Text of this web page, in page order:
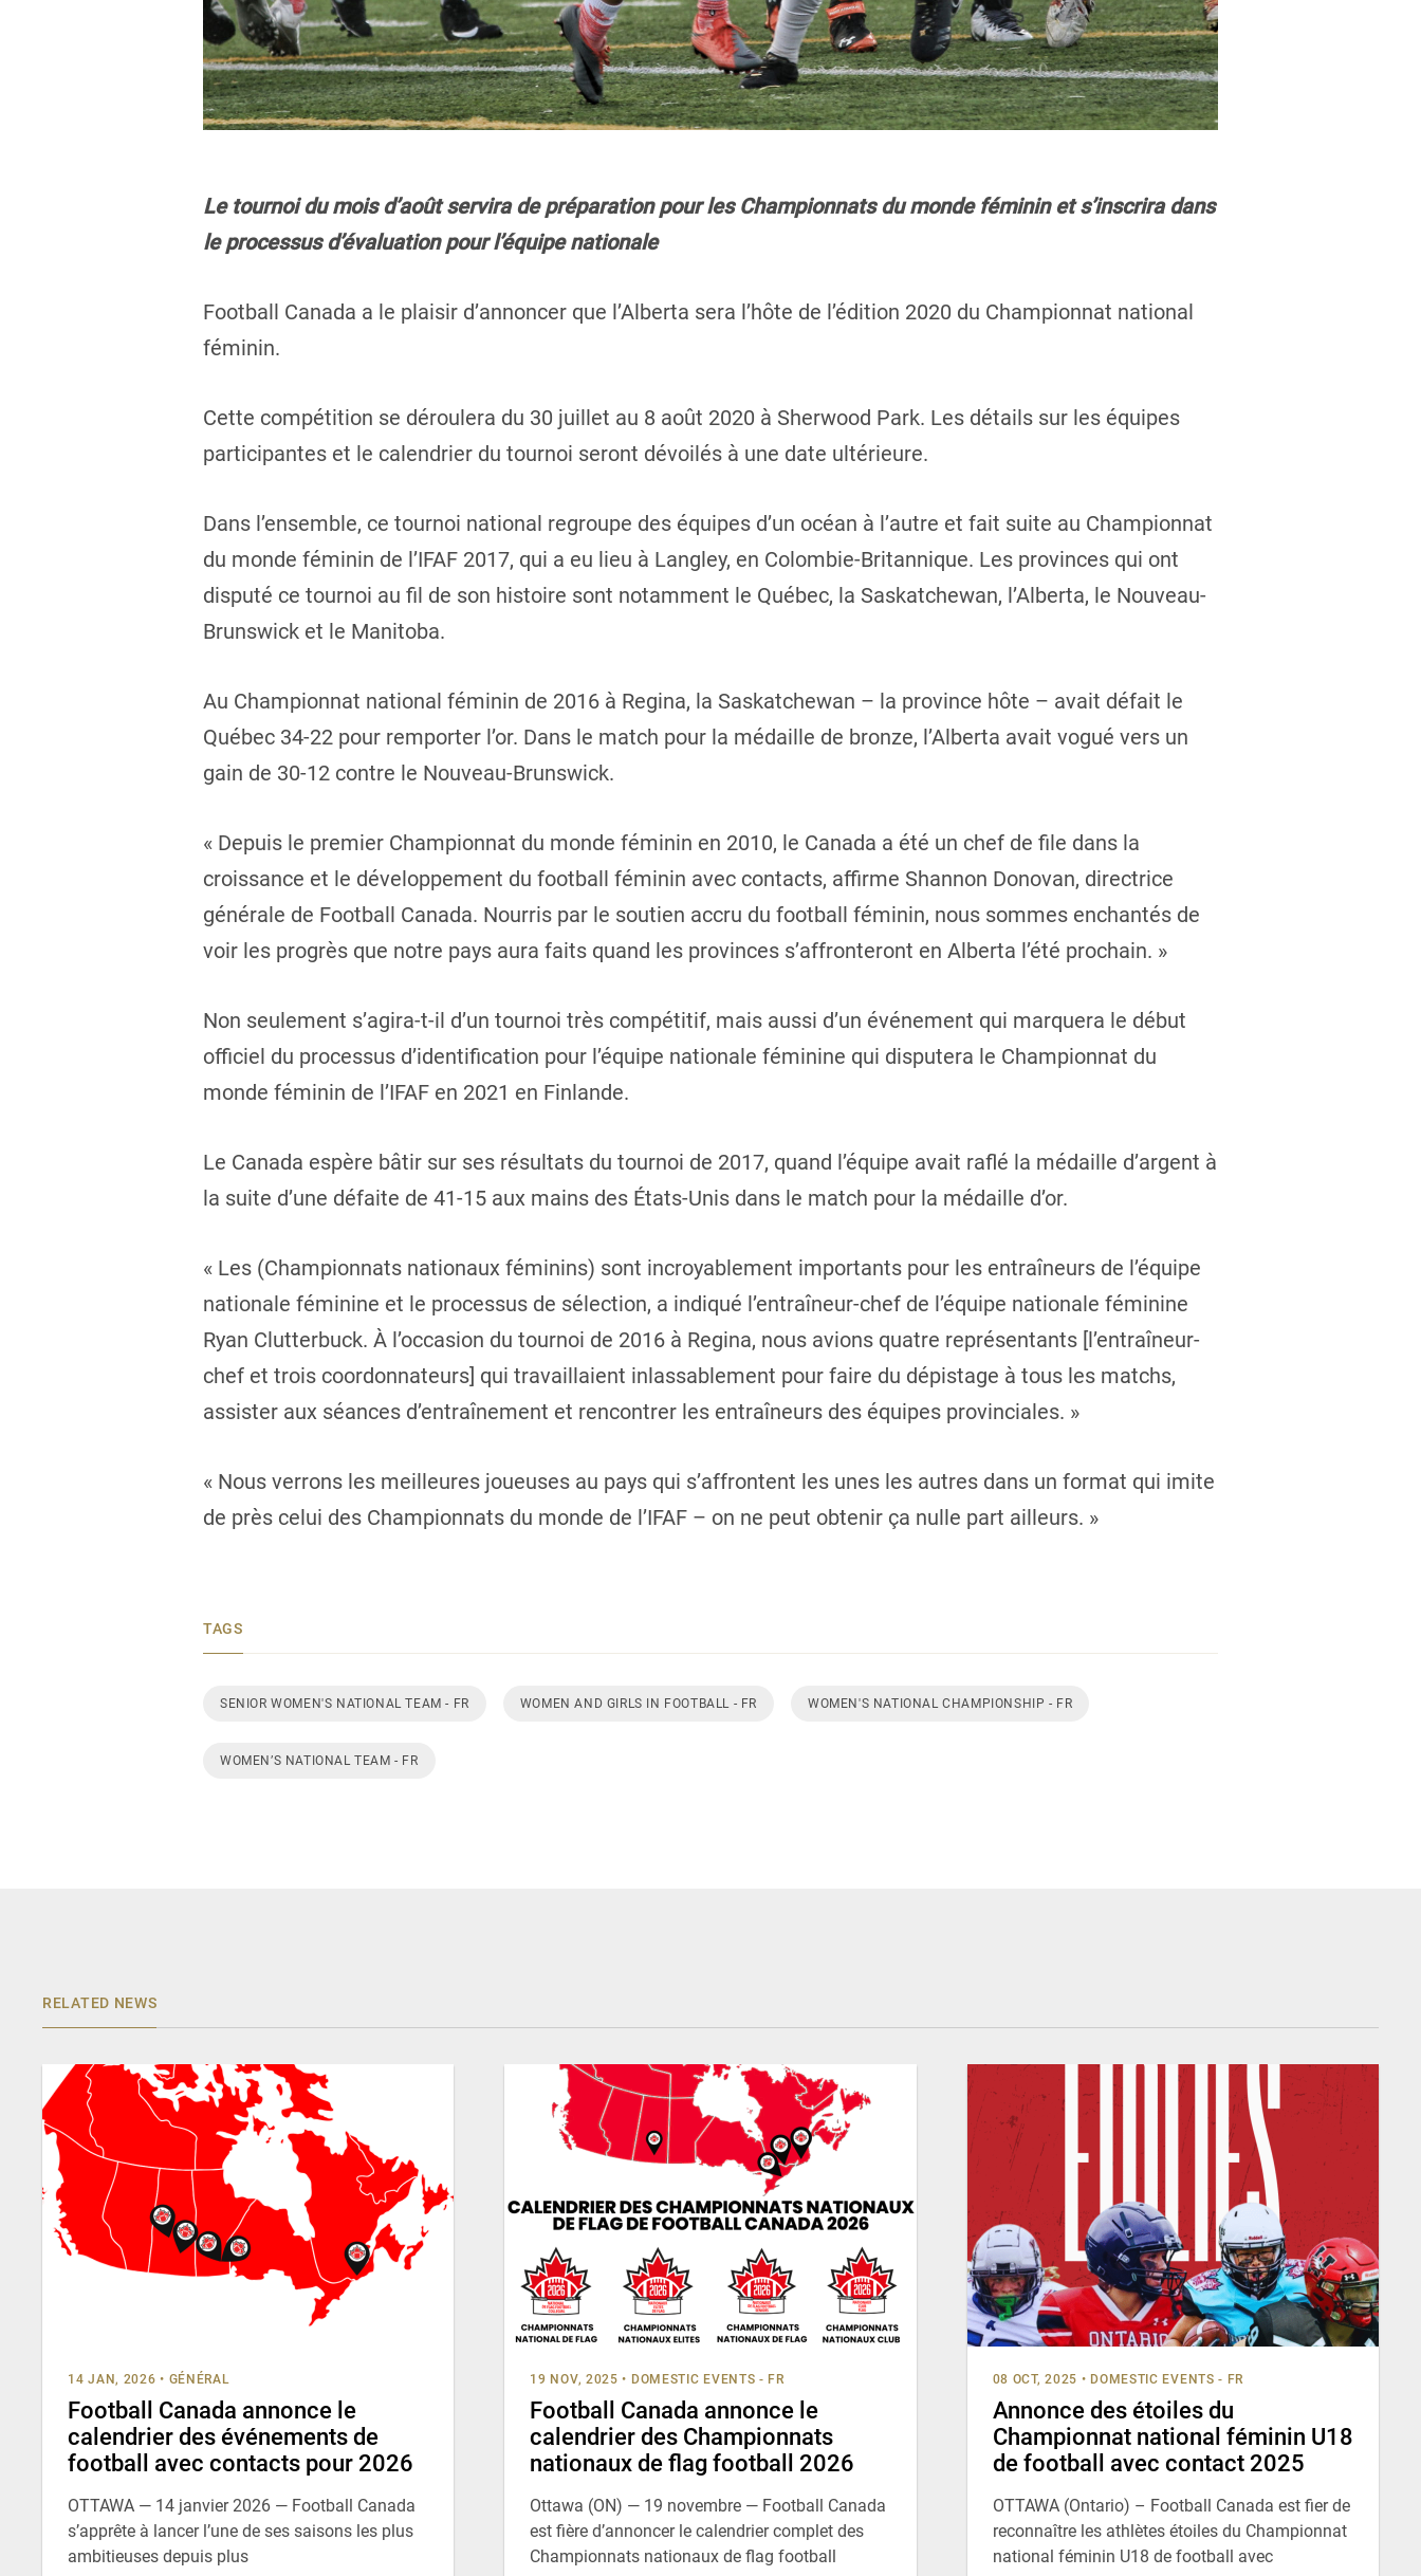
Le tournoi du mois d’août servira de préparation pour les Championnats du monde féminin et s’inscrira dans
le processus d’évaluation pour l’équipe nationale
Football Canada a le plaisir d’annoncer que l’Alberta sera l’hôte de l’édition 2020 du Championnat national
féminin.
Cette compétition se déroulera du 30 juillet au 8 août 2020 à Sherwood Park. Les détails sur les équipes
participantes et le calendrier du tournoi seront dévoilés à une date ultérieure.
Dans l’ensemble, ce tournoi national regroupe des équipes d’un océan à l’autre et fait suite au Championnat
du monde féminin de l’IFAF 2017, qui a eu lieu à Langley, en Colombie-Britannique. Les provinces qui ont
disputé ce tournoi au fil de son histoire sont notamment le Québec, la Saskatchewan, l’Alberta, le Nouveau-
Brunswick et le Manitoba.
Au Championnat national féminin de 2016 à Regina, la Saskatchewan – la province hôte – avait défait le
Québec 34-22 pour remporter l’or. Dans le match pour la médaille de bronze, l’Alberta avait vogué vers un
gain de 30-12 contre le Nouveau-Brunswick.
« Depuis le premier Championnat du monde féminin en 2010, le Canada a été un chef de file dans la
croissance et le développement du football féminin avec contacts, affirme Shannon Donovan, directrice
générale de Football Canada. Nourris par le soutien accru du football féminin, nous sommes enchantés de
voir les progrès que notre pays aura faits quand les provinces s’affronteront en Alberta l’été prochain. »
Non seulement s’agira-t-il d’un tournoi très compétitif, mais aussi d’un événement qui marquera le début
officiel du processus d’identification pour l’équipe nationale féminine qui disputera le Championnat du
monde féminin de l’IFAF en 2021 en Finlande.
Le Canada espère bâtir sur ses résultats du tournoi de 2017, quand l’équipe avait raflé la médaille d’argent à
la suite d’une défaite de 41-15 aux mains des États-Unis dans le match pour la médaille d’or.
« Les (Championnats nationaux féminins) sont incroyablement importants pour les entraîneurs de l’équipe
nationale féminine et le processus de sélection, a indiqué l’entraîneur-chef de l’équipe nationale féminine
Ryan Clutterbuck. À l’occasion du tournoi de 2016 à Regina, nous avions quatre représentants [l’entraîneur-
chef et trois coordonnateurs] qui travaillaient inlassablement pour faire du dépistage à tous les matchs,
assister aux séances d’entraînement et rencontrer les entraîneurs des équipes provinciales. »
« Nous verrons les meilleures joueuses au pays qui s’affrontent les unes les autres dans un format qui imite
de près celui des Championnats du monde de l’IFAF – on ne peut obtenir ça nulle part ailleurs. »
TAGS
SENIOR WOMEN'S NATIONAL TEAM - FR WOMEN AND GIRLS IN FOOTBALL - FR WOMEN'S NATIONAL CHAMPIONSHIP - FR
WOMEN’S NATIONAL TEAM - FR
RELATED NEWS
14 JAN, 2026 • GÉNÉRAL
Football Canada annonce le
calendrier des événements de
football avec contacts pour 2026
OTTAWA — 14 janvier 2026 — Football Canada
s’apprête à lancer l’une de ses saisons les plus
ambitieuses depuis plus
19 NOV, 2025 • DOMESTIC EVENTS - FR
Football Canada annonce le
calendrier des Championnats
nationaux de flag football 2026
Ottawa (ON) — 19 novembre — Football Canada
est fière d’annoncer le calendrier complet des
Championnats nationaux de flag football
08 OCT, 2025 • DOMESTIC EVENTS - FR
Annonce des étoiles du
Championnat national féminin U18
de football avec contact 2025
OTTAWA (Ontario) – Football Canada est fier de
reconnaître les athlètes étoiles du Championnat
national féminin U18 de football avec